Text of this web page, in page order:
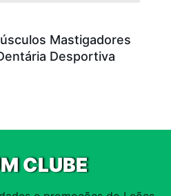
Mastigadores
Desportiva
CLUBE